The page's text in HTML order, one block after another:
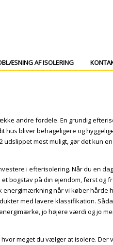
AF ISOLERING
andre fordele. En grundig
bliver behageligere og
mest muligt, gør det kun
i efterisolering. Når du en
bogstav på din ejendom, først og
når vi køber hårde
med lavere klassifikation.
jo højere værdi og jo
meget du vælger at isolere. Der